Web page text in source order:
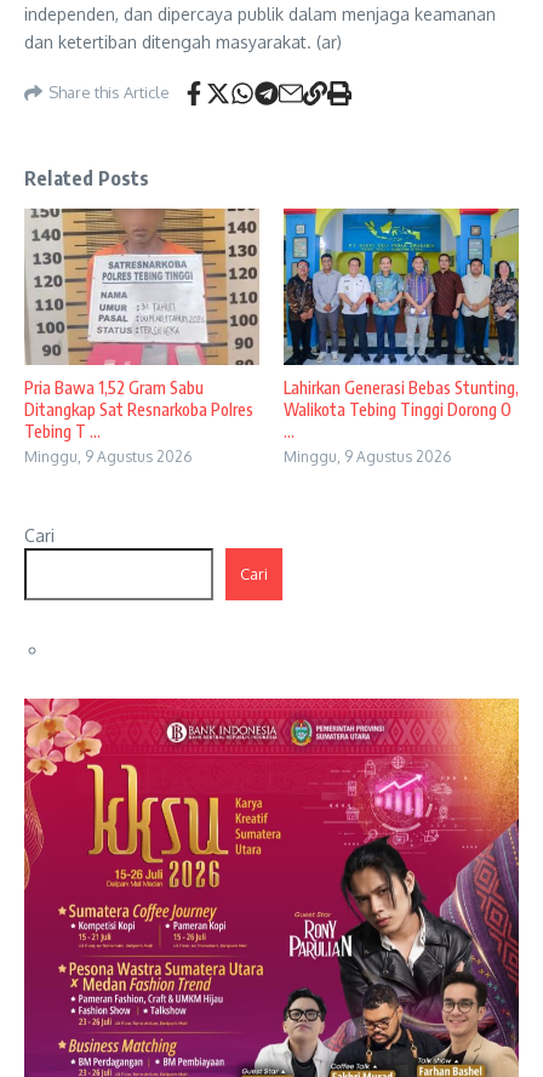
independen, dan dipercaya publik dalam menjaga keamanan
dan ketertiban ditengah masyarakat. (ar)
Share this Article
Related Posts
Pria Bawa 1,52 Gram Sabu
Ditangkap Sat Resnarkoba Polres
Tebing T ...
Minggu, 9 Agustus 2026
Lahirkan Generasi Bebas Stunting,
Walikota Tebing Tinggi Dorong O
...
Minggu, 9 Agustus 2026
Cari
Cari